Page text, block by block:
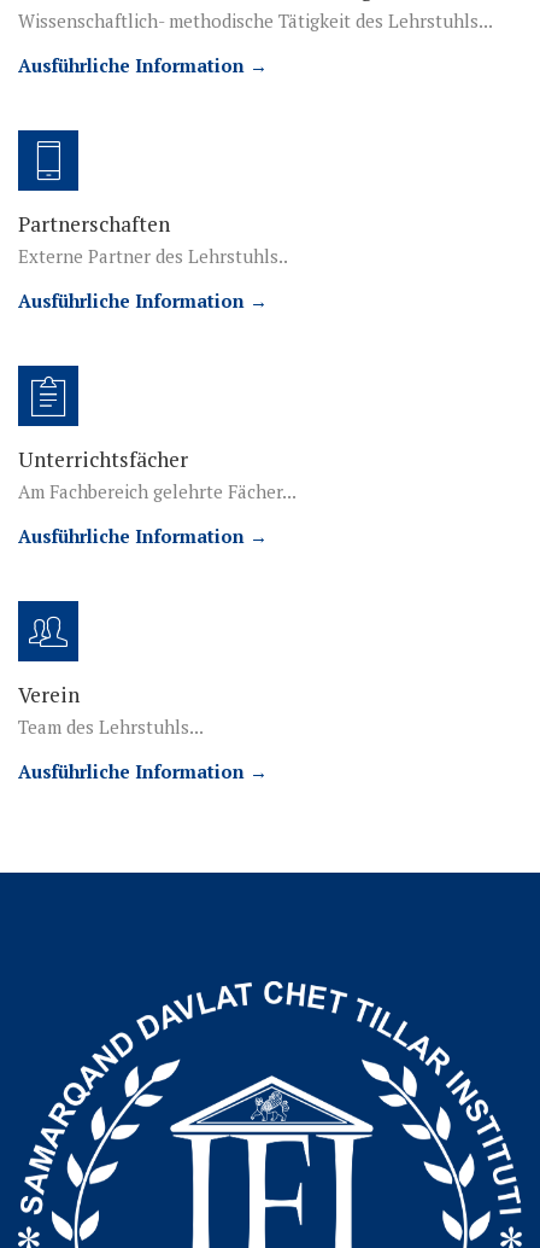
Wissenschaftlich- methodische Tätigkeit des Lehrstuhls...
Ausführliche Information →
Partnerschaften
Externe Partner des Lehrstuhls..
Ausführliche Information →
Unterrichtsfächer
Am Fachbereich gelehrte Fächer...
Ausführliche Information →
Verein
Team des Lehrstuhls...
Ausführliche Information →